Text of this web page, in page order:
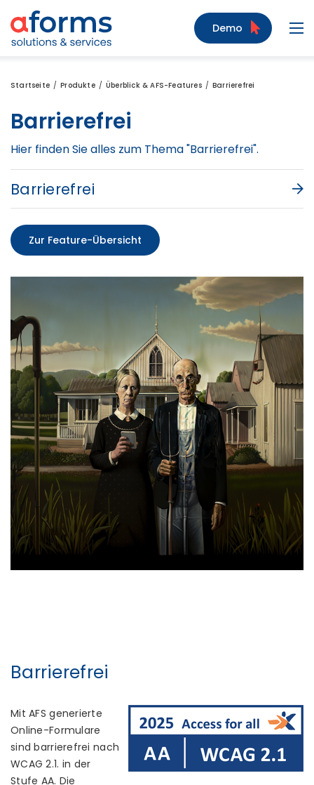
Zum Inhalt
Zum Menü
Zur Suche
Demo
Startseite Produkte Überblick & AFS-Features Barrierefrei
Barrierefrei
Hier finden Sie alles zum Thema "Barrierefrei".
Barrierefrei
Zur Feature-Übersicht
Barrierefrei
Mit AFS generierte
Online-Formulare
sind barrierefrei nach
WCAG 2.1. in der
Stufe AA. Die